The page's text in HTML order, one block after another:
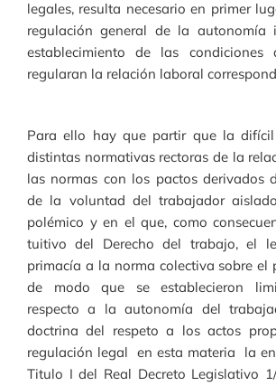
legales, resulta necesario en primer
regulación general de la autonomía
establecimiento de las
regularan la relación laboral
Para ello hay que partir que la
distintas normativas rectoras de la
las normas con los pactos derivados
de la voluntad del trabajador
polémico y en el que, como
tuitivo del Derecho del trabajo, el
primacía a la norma colectiva sobre el
de modo que se establecieron
respecto a la autonomía del
doctrina del respeto a los actos
regulación legal en esta materia la
Titulo I del Real Decreto Legislativo